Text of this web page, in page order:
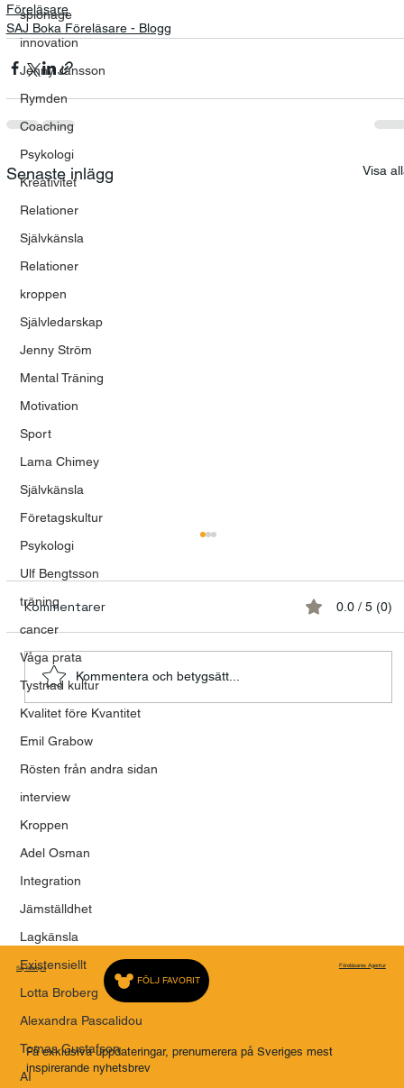
spionage
innovation
Jenny Jansson
Rymden
Coaching
Psykologi
Kreativitet
Relationer
Självkänsla
Relationer
kroppen
Självledarskap
Jenny Ström
Mental Träning
Motivation
Sport
Lama Chimey
Självkänsla
Företagskultur
Psykologi
Ulf Bengtsson
träning
cancer
Våga prata
Tystnad kultur
Kvalitet före Kvantitet
Emil Grabow
Rösten från andra sidan
interview
Kroppen
Adel Osman
Integration
Jämställdhet
Lagkänsla
Existensiellt
Lotta Broberg
Alexandra Pascalidou
Tomas Gustafson
AI
Föreläsare
SAJ Boka Föreläsare - Blogg
Senaste inlägg Visa
Talande kvinnor och tystnadens
tyranni
Kommentarer 0.0 / 5 (0)
Kommentera och betygsätt...
Saj Talarbyrå Föreläsares Agentur
FÖLJ FAVORIT
Få exklusiva uppdateringar, prenumerera på Sveriges mest
inspirerande nyhetsbrev